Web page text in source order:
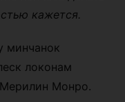
кажется.
минчанок
локонам
Монро.